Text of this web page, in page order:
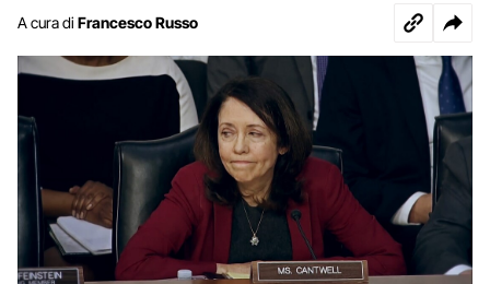
A cura di Francesco Russo